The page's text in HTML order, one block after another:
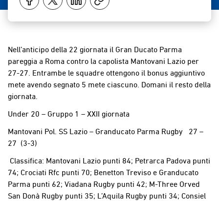
Nell’anticipo della 22 giornata il Gran Ducato Parma
pareggia a Roma contro la capolista Mantovani Lazio per
27-27. Entrambe le squadre ottengono il bonus aggiuntivo
mete avendo segnato 5 mete ciascuno. Domani il resto della
giornata.
Under 20 – Gruppo 1 – XXII giornata
Mantovani Pol. SS Lazio – Granducato Parma Rugby 27 –
27 (3-3)
Classifica: Mantovani Lazio punti 84; Petrarca Padova punti
74; Crociati Rfc punti 70; Benetton Treviso e Granducato
Parma punti 62; Viadana Rugby punti 42; M-Three Orved
San Donà Rugby punti 35; L’Aquila Rugby punti 34; Consiel